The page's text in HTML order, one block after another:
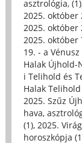
asztrológia, (1)
2025. október
2025. október
2025. október
19. - a
Halak Újhold-
i Telihold és
Halak Telihold
2025. Szűz
hava,
(1), 2025.
horoszkópja